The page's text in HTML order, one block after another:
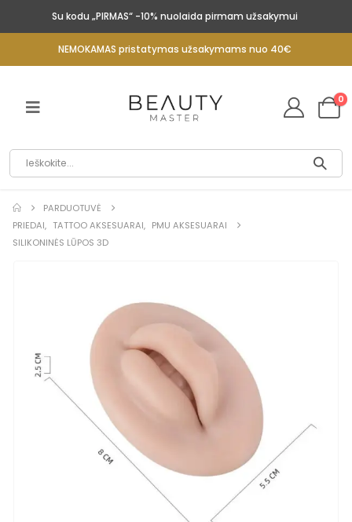
Su kodu „PIRMAS“ -10% nuolaida pirmam užsakymui
NEMOKAMAS pristatymas užsakymams nuo 40€
0
PARDUOTUVĖ
PRIEDAI, TATTOO AKSESUARAI, PMU AKSESUARAI
SILIKONINĖS LŪPOS 3D